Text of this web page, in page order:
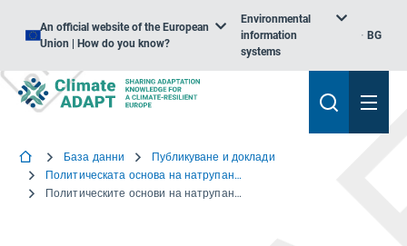
An official website of the European
Union | How do you know?
Environmental
information
systems
BG
База данни
Публикуване и доклади
Политическата основа на натрупаната устойчивост на градовете към изменението на климата
Политическите основи на натрупаната устойчивост на градовете спрямо изменението на климата